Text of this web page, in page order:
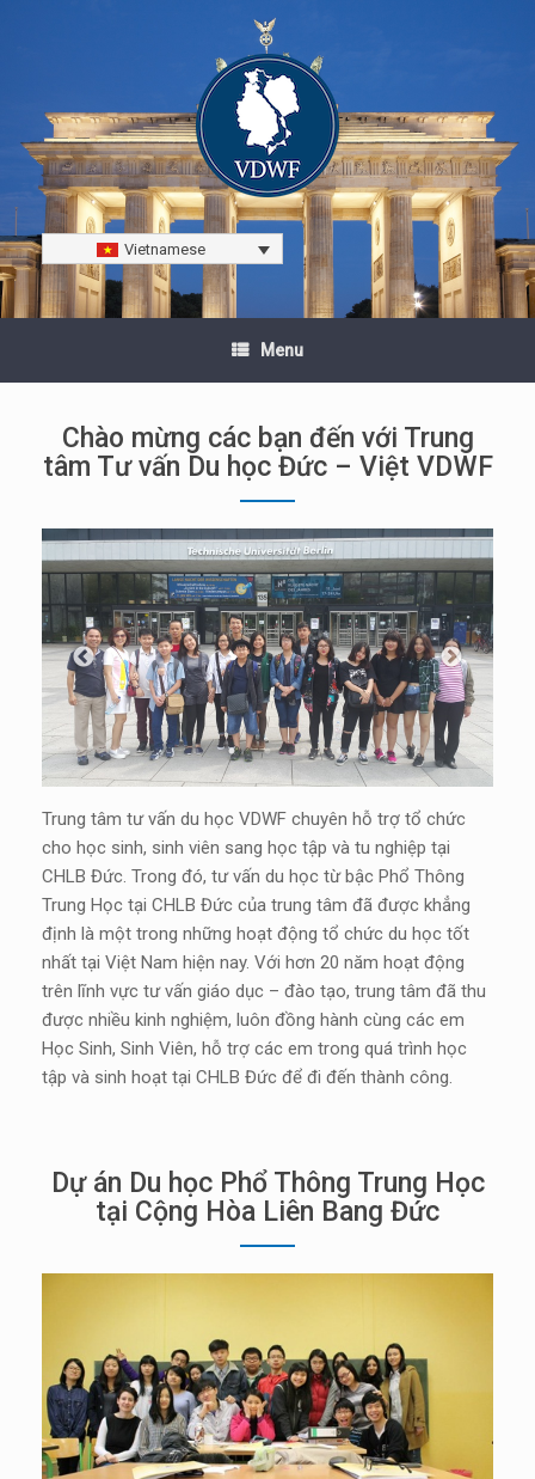
Vietnamese
Menu
Chào mừng các bạn đến với Trung
tâm Tư vấn Du học Đức – Việt VDWF
Trung tâm tư vấn du học VDWF chuyên hỗ trợ tổ chức
cho học sinh, sinh viên sang học tập và tu nghiệp tại
CHLB Đức. Trong đó, tư vấn du học từ bậc Phổ Thông
Trung Học tại CHLB Đức của trung tâm đã được khẳng
định là một trong những hoạt động tổ chức du học tốt
nhất tại Việt Nam hiện nay. Với hơn 20 năm hoạt động
trên lĩnh vực tư vấn giáo dục – đào tạo, trung tâm đã thu
được nhiều kinh nghiệm, luôn đồng hành cùng các em
Học Sinh, Sinh Viên, hỗ trợ các em trong quá trình học
tập và sinh hoạt tại CHLB Đức để đi đến thành công.
Dự án Du học Phổ Thông Trung Học
tại Cộng Hòa Liên Bang Đức